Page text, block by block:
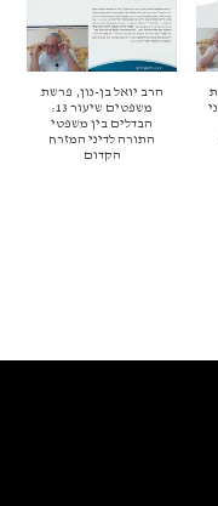
הרב יואל בן-נון, פרשת
משפטים שיעור 13:
הבדלים בין משפטי
התורה לדיני המזרח
הקדום